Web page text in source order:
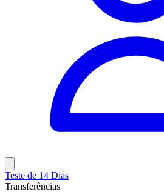
Teste de 14 Dias
Transferências